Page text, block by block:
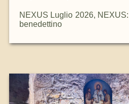
NEXUS Luglio 2026,
benedettino